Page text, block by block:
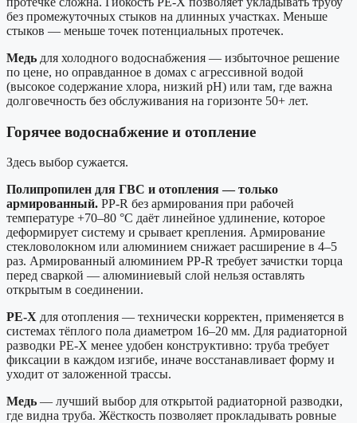
без промежуточных стыков на длинных участках. Меньше
стыков — меньше точек потенциальных протечек.
Медь для холодного водоснабжения — избыточное решение
по цене, но оправданное в домах с агрессивной водой
(высокое содержание хлора, низкий pH) или там, где важна
долговечность без обслуживания на горизонте 50+ лет.
Горячее водоснабжение и отопление
Здесь выбор сужается.
Полипропилен для ГВС и отопления — только
армированный. PP-R без армирования при рабочей
температуре +70–80 °C даёт линейное удлинение, которое
деформирует систему и срывает крепления. Армирование
стекловолокном или алюминием снижает расширение в 4–5
раз. Армированный алюминием PP-R требует зачистки торца
перед сваркой — алюминиевый слой нельзя оставлять
открытым в соединении.
PE-X для отопления — технически корректен, применяется в
системах тёплого пола диаметром 16–20 мм. Для радиаторной
разводки PE-X менее удобен конструктивно: труба требует
фиксации в каждом изгибе, иначе восстанавливает форму и
уходит от заложенной трассы.
Медь — лучший выбор для открытой радиаторной разводки,
где видна труба. Жёсткость позволяет прокладывать ровные